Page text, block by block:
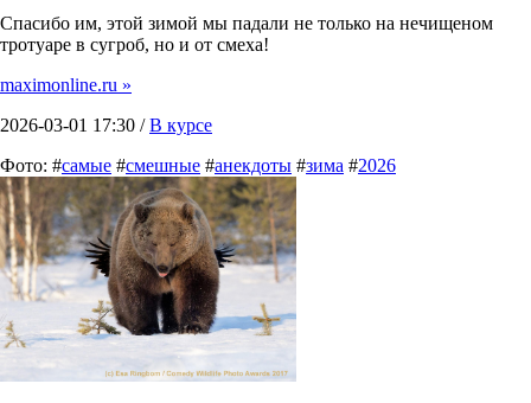
Спасибо им, этой зимой мы падали не только на нечищеном
тротуаре в сугроб, но и от смеха!
maximonline.ru »
2026-03-01 17:30 /В курсе
Фото: #самые #смешные #анекдоты #зима #2026